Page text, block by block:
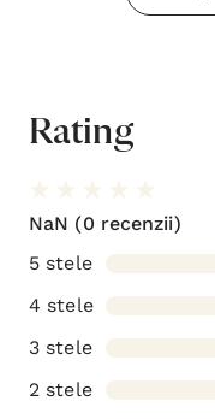
Rating
NaN (0 recenzii)
5 stele
4 stele
3 stele
2 stele